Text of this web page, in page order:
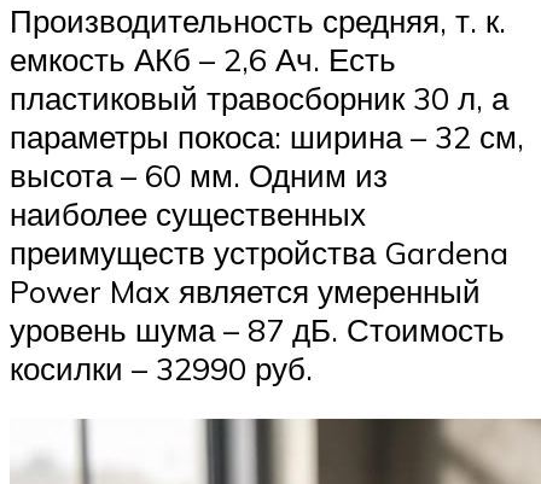
Производительность средняя, т. к.
емкость АКб – 2,6 Ач. Есть
пластиковый травосборник 30 л, а
параметры покоса: ширина – 32 см,
высота – 60 мм. Одним из
наиболее существенных
преимуществ устройства Gardena
Power Max является умеренный
уровень шума – 87 дБ. Стоимость
косилки – 32990 руб.